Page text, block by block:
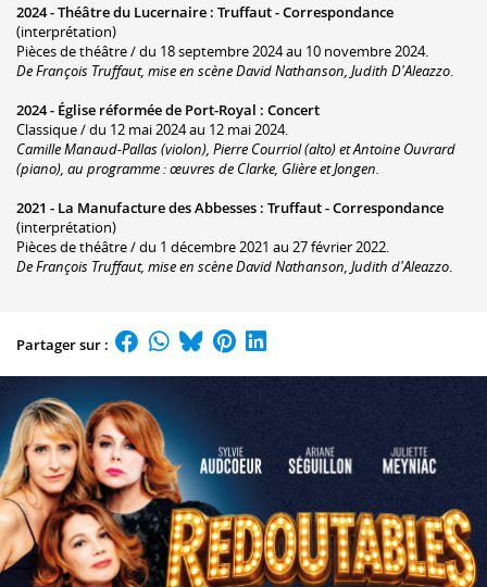
2024 -Théâtre du Lucernaire : Truffaut - Correspondance
(interprétation)
Pièces de théâtre / du 18 septembre 2024 au 10 novembre 2024.
De François Truffaut, mise en scène David Nathanson, Judith D'Aleazzo.
2024 - Église réformée de Port-Royal : Concert
Classique / du 12 mai 2024 au 12 mai 2024.
Camille Manaud-Pallas (violon), Pierre Courriol (alto) et Antoine Ouvrard
(piano), au programme : œuvres de Clarke, Glière et Jongen.
2021 - La Manufacture des Abbesses : Truffaut - Correspondance
(interprétation)
Pièces de théâtre / du 1 décembre 2021 au 27 février 2022.
De François Truffaut, mise en scène David Nathanson, Judith d'Aleazzo.
Partager sur :